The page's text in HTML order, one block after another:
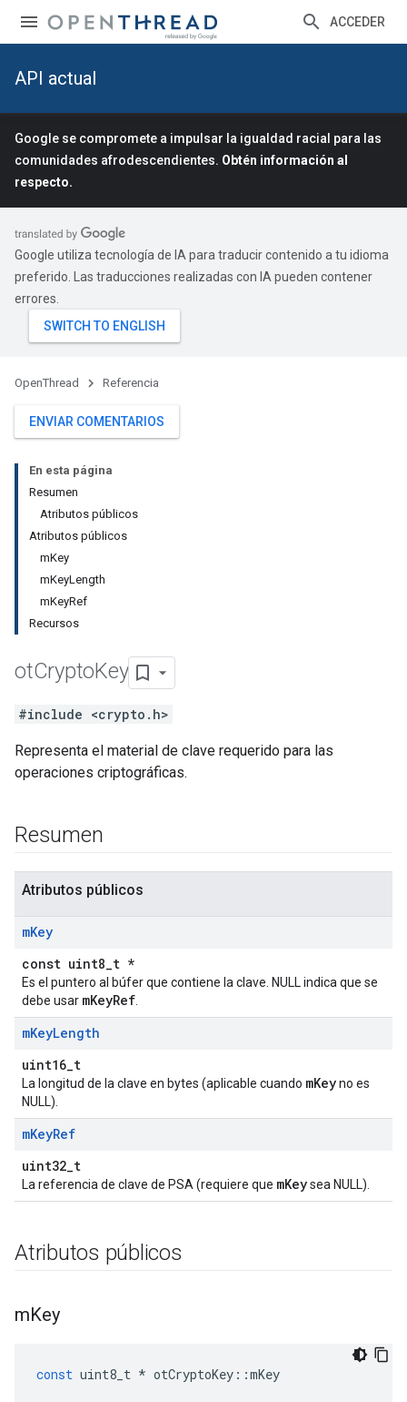
ACCEDER
API actual
Google se compromete a impulsar la igualdad racial para las
comunidades afrodescendientes. Obtén información al
respecto.
Google utiliza tecnología de IA para traducir contenido a tu idioma
preferido. Las traducciones realizadas con IA pueden contener
errores.
OpenThread Referencia
ENVIAR COMENTARIOS
En esta página
Resumen
Atributos públicos
Atributos públicos
mKey
mKeyLength
mKeyRef
Recursos
otCryptoKey
#include <crypto.h>
Representa el material de clave requerido para las
operaciones criptográficas.
Resumen
Atributos públicos
mKey
const uint8_t *
Es el puntero al búfer que contiene la clave. NULL indica que se
debe usar mKeyRef
mKeyLength
uint16_t
La longitud de la clave en bytes (aplicable cuando mKeyno es
NULL).
mKeyRef
uint32_t
La referencia de clave de PSA (requiere que mKeysea NULL).
Atributos públicos
mKey
const uint8_t * otCryptoKey ::mKey